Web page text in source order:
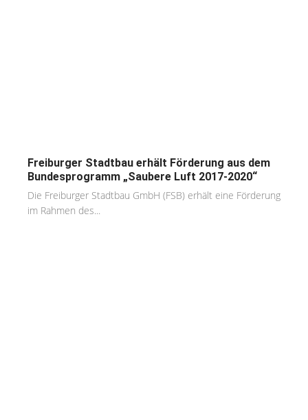
Freiburger Stadtbau erhält Förderung aus dem
Bundesprogramm „Saubere Luft 2017-2020“
Die Freiburger Stadtbau GmbH (FSB) erhält eine Förderung
im Rahmen des...